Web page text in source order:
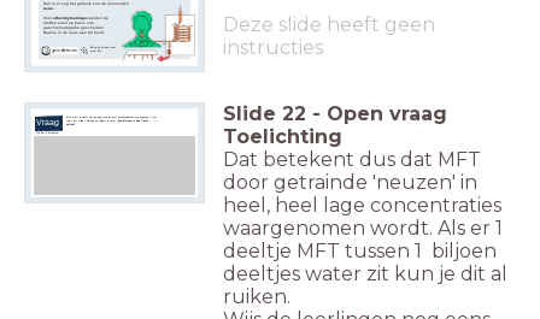
Dan is er nog het gebruik van de menselijke
neus.
Voor olfactorymetingenworden de
stoffen eerst op basis van
gaschromatografie gescheiden.
Daarna is de neus aan de beurt.
geurdetectie
Klik op de hotspot voor
meer info.
Deze slide heeft geen
instructies
Vraag
MFT heeft in water een gerapporteerde geur-drempelwaarde van ongeveer 1 ppt
(part per trillion = deeltjes per biljoen) in water. Een biljoen is een 1 met ........
nullen?
Typ hier je antwoord:
Slide 22 - Open vraag
Toelichting
Dat betekent dus dat MFT
door getrainde 'neuzen' in
heel, heel lage concentraties
waargenomen wordt. Als er 1
deeltje MFT tussen 1 biljoen
deeltjes water zit kun je dit al
ruiken.